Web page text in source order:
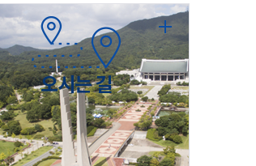
오시는 길